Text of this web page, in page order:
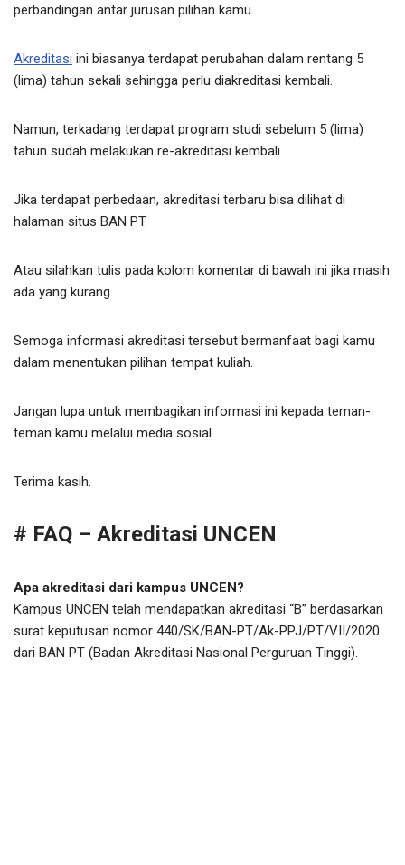
perbandingan antar jurusan pilihan kamu.
Akreditasi ini biasanya terdapat perubahan dalam rentang 5
(lima) tahun sekali sehingga perlu diakreditasi kembali.
Namun, terkadang terdapat program studi sebelum 5 (lima)
tahun sudah melakukan re-akreditasi kembali.
Jika terdapat perbedaan, akreditasi terbaru bisa dilihat di
halaman situs BAN PT.
Atau silahkan tulis pada kolom komentar di bawah ini jika masih
ada yang kurang.
Semoga informasi akreditasi tersebut bermanfaat bagi kamu
dalam menentukan pilihan tempat kuliah.
Jangan lupa untuk membagikan informasi ini kepada teman-
teman kamu melalui media sosial.
Terima kasih.
# FAQ – Akreditasi UNCEN
Apa akreditasi dari kampus UNCEN?
Kampus UNCEN telah mendapatkan akreditasi “B” berdasarkan
surat keputusan nomor 440/SK/BAN-PT/Ak-PPJ/PT/VII/2020
dari BAN PT (Badan Akreditasi Nasional Perguruan Tinggi).